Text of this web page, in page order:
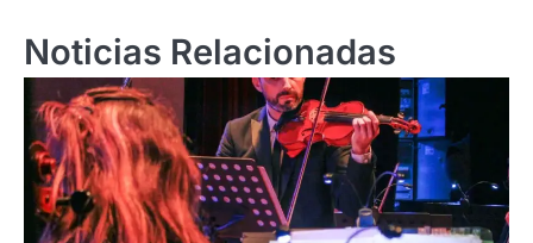
Noticias Relacionadas